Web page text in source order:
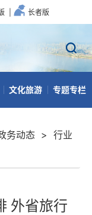
长者版
文化旅游 专题专栏
务动态 > 行业
外省旅行